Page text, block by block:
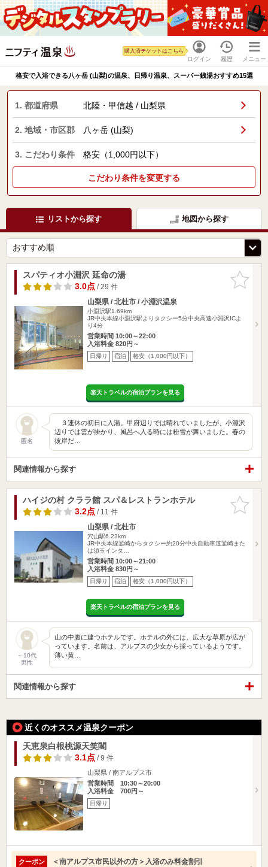
ログイン
購入済チケットはこちら
履歴 メニュー
格安で入浴できる八ヶ岳 (山梨)の温泉、日帰り温泉、スーパー銭湯おすすめ15選
1. 都道府県 北陸・甲信越 / 山梨県
2. 地域・市区郡 八ヶ岳 (山梨)
3. こだわり条件 格安（1,000円以下）
こだわり条件を変更する
リストから探す 地図から探す
お気に入
りに追加
スパティオ小淵沢 延命の湯
3.0点/ 29 件
山梨県 / 北杜市 / 小淵沢温泉
小淵沢駅1.69km
JR中央本線小淵沢駅よりタクシー5分中央高速小淵沢ICよ
り4分
営業時間 10:00～22:00
入浴料金 820円～
日帰り 宿泊 格安（1,000円以下）
楽天トラベルの宿泊プランを見る
匿名
３連休の初日に入湯。甲府辺りでは晴れていましたが、小淵沢
辺りでは雲が掛かり、風呂へ入る時には粉雪が舞いました。春の
彼岸だ…
関連情報から探す
お気に入
りに追加
ハイジの村 クララ館 スパ＆レストランホテル
3.2点/ 11 件
山梨県 / 北杜市
穴山駅6.23km
JR中央本線韮崎からタクシー約20分中央自動車道韮崎また
は須玉インタ…
営業時間 10:00～21:00
入浴料金 830円～
日帰り 宿泊 格安（1,000円以下）
楽天トラベルの宿泊プランを見る
～10代
男性
山の中腹に建つホテルです。ホテルの外には、広大な草原が広が
っています。名前は、アルプスの少女から採っているようです。
薄い黄…
関連情報から探す
近くのオススメ温泉クーポン
天恵泉白根桃源天笑閣
3.1点/ 9 件
山梨県 / 南アルプス市
営業時間 10:30～20:00
入浴料金 700円～
日帰り
クーポン ＜南アルプス市民以外の方＞入浴のみ料金割引